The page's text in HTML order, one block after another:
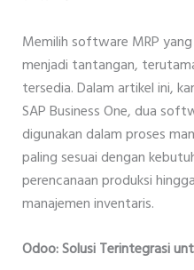
Memilih software MRP
menjadi tantangan,
tersedia. Dalam artikel ini,
SAP Business One, dua
digunakan dalam proses
paling sesuai dengan
perencanaan produksi
manajemen inventaris.
Odoo: Solusi Terintegrasi